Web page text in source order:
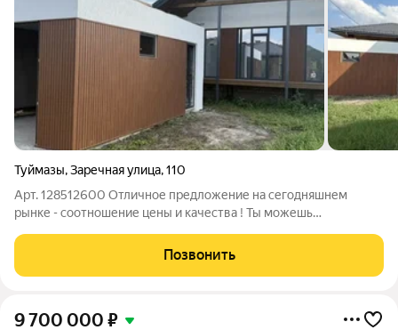
Туймазы,Заречная улица,110
Арт. 128512600 Отличное предложение на сегодняшнем
рынке - соотношение цены и качества ! Ты можешь
семейная ипотека покупка дома от подрядчика 6%, трейд ин на
вашу квартиру с доплатой, возможно
Позвонить
9 700 000 ₽